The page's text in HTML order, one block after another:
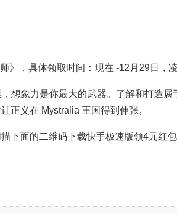
》，具体领取时间：现在 -12月29日，
想象力是你最大的武器。了解和打造属
正义在 Mystralia 王国得到伸张。
下面的二维码下载快手极速版领4元红包